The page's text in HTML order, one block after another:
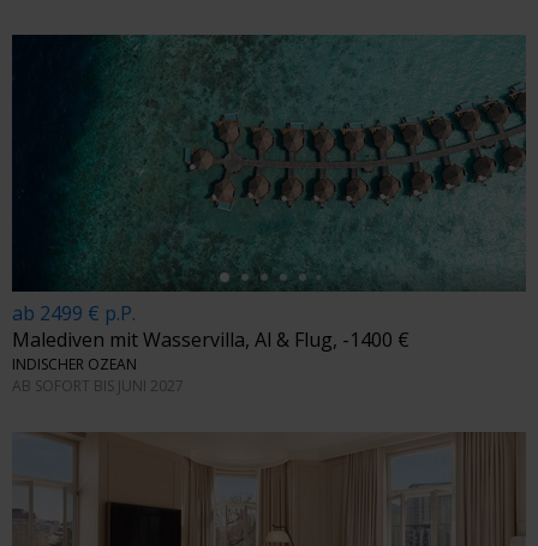
ab 2499 € p.P.
Malediven mit Wasservilla, Al & Flug, -1400 €
INDISCHER OZEAN
AB SOFORT BIS JUNI 2027